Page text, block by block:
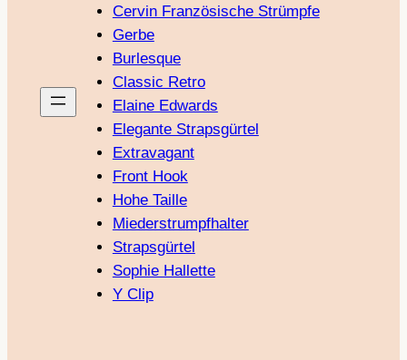
Cervin Französische Strümpfe
Gerbe
Burlesque
Classic Retro
Elaine Edwards
Elegante Strapsgürtel
Extravagant
Front Hook
Hohe Taille
Miederstrumpfhalter
Strapsgürtel
Sophie Hallette
Y Clip